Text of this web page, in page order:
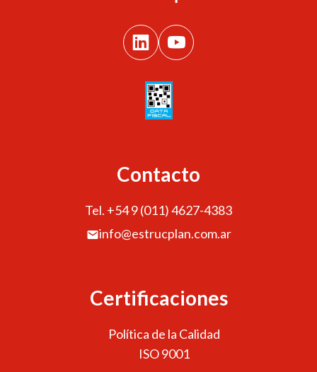
Contacto
Tel. +54 9 (011) 4627-4383
info@estrucplan.com.ar
Certificaciones
Política de la Calidad
ISO 9001